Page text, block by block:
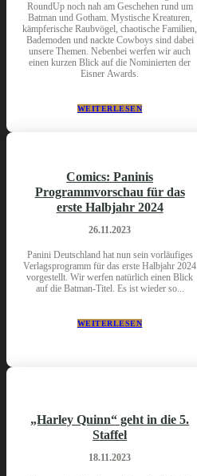
RoundUp noch nah am Geschehen rund um
Batman und Gotham. Mystische Kreaturen,
kämpferische Raubvögel, chaotische Familien,
Bademoden und nackte Cowboys sind dabei
unsere Themen. Nebenbei werfen wir auch
einen kurzen Blick auf die Nominierten der
Eisner Awards.
WEITERLESEN
Comics: Paninis
Programmvorschau für das
erste Halbjahr 2024
26.11.2023
Panini Deutschland hat nun sein vorläufiges
Verlagsprogramm für das erste Halbjahr 2024
vorgestellt. Wir werfen natürlich einen Blick
auf die Batman-Titel. Es ist wieder so...
WEITERLESEN
„Harley Quinn“ geht in die 5.
Staffel
18.11.2023